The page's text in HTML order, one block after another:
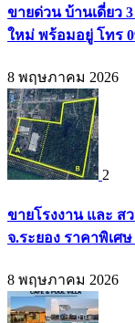
ขายด่วน บ้านเดี่ยว
ใหม่ พร้อมอยู่ โทร
8 พฤษภาคม 2026
2
ขายโรงงาน และ ส
จ.ระยอง ราคาพิเศษ
8 พฤษภาคม 2026